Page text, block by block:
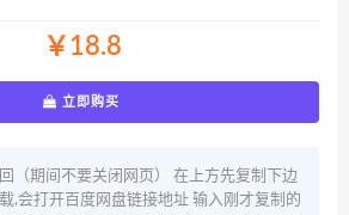
￥18.8
立即购买
（期间不要关闭网页） 在上方先复制下边
,会打开百度网盘链接地址 输入刚才复制的